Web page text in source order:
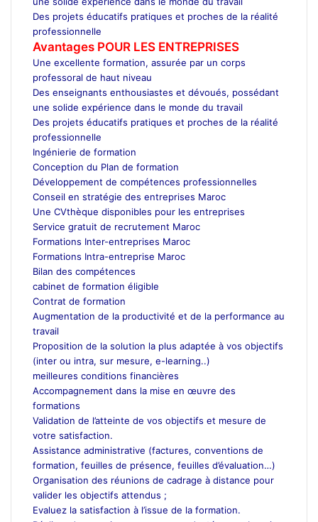
Des projets éducatifs pratiques et proches de la réalité
professionnelle
Avantages POUR LES ENTREPRISES
Une excellente formation, assurée par un corps
professoral de haut niveau
Des enseignants enthousiastes et dévoués, possédant
une solide expérience dans le monde du travail
Des projets éducatifs pratiques et proches de la réalité
professionnelle
Ingénierie de formation
Conception du Plan de formation
Développement de compétences professionnelles
Conseil en stratégie des entreprises Maroc
Une CVthèque disponibles pour les entreprises
Service gratuit de recrutement Maroc
Formations Inter-entreprises Maroc
Formations Intra-entreprise Maroc
Bilan des compétences
cabinet de formation éligible
Contrat de formation
Augmentation de la productivité et de la performance au
travail
Proposition de la solution la plus adaptée à vos objectifs
(inter ou intra, sur mesure, e-learning..)
meilleures conditions financières
Accompagnement dans la mise en œuvre des
formations
Validation de l’atteinte de vos objectifs et mesure de
votre satisfaction.
Assistance administrative (factures, conventions de
formation, feuilles de présence, feuilles d’évaluation…)
Organisation des réunions de cadrage à distance pour
valider les objectifs attendus ;
Evaluez la satisfaction à l’issue de la formation.